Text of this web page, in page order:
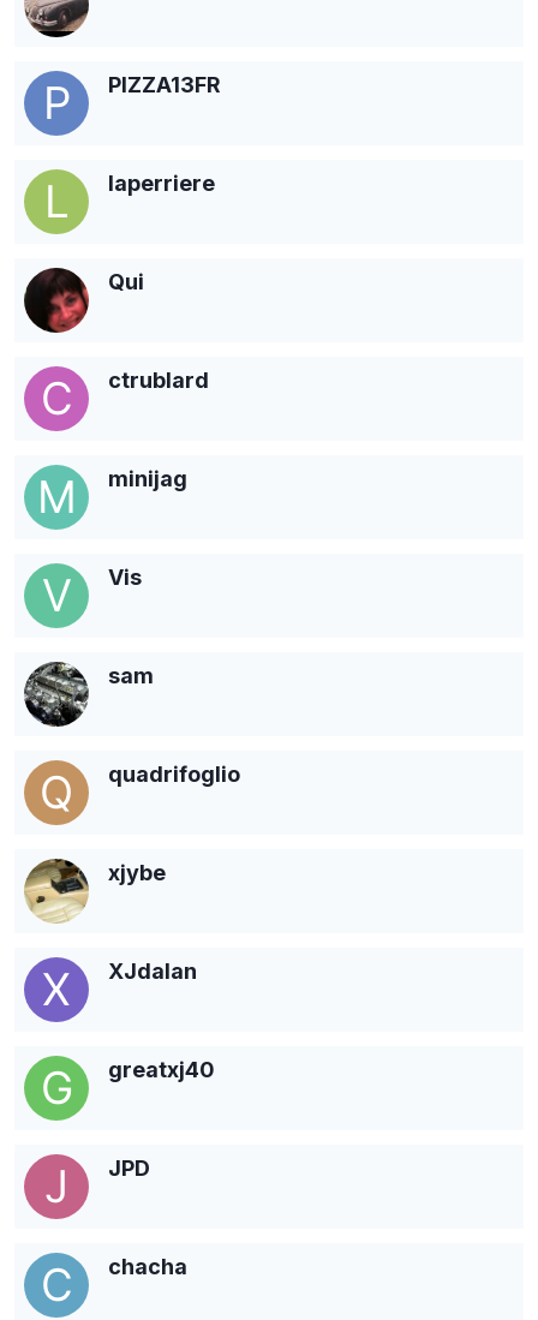
PIZZA13FR
laperriere
Qui
ctrublard
minijag
Vis
sam
quadrifoglio
xjybe
XJdalan
greatxj40
JPD
chacha